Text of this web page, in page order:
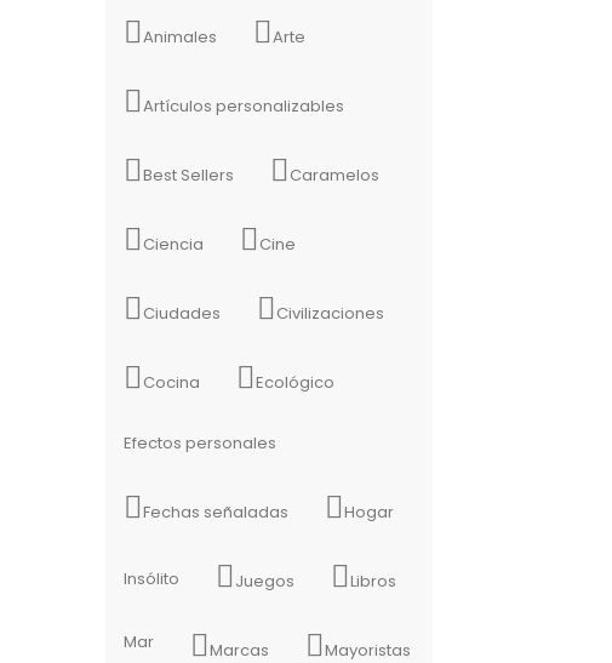
Animales Arte
Artículos personalizables
Best Sellers Caramelos
Ciencia Cine
Ciudades Civilizaciones
Cocina Ecológico
Efectos personales
Fechas señaladas Hogar
Insólito Juegos Libros
Mar Marcas Mayoristas